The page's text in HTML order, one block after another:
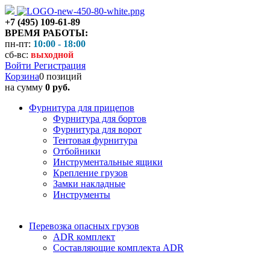
+7 (495) 109-61-89
ВРЕМЯ РАБОТЫ:
пн-пт: 10:00 - 18:00
сб-вс: выходной
Войти Регистрация
Корзина0 позиций
на сумму 0 руб.
Фурнитура для прицепов
Фурнитура для бортов
Фурнитура для ворот
Тентовая фурнитура
Отбойники
Инструментальные ящики
Крепление грузов
Замки накладные
Инструменты
Перевозка опасных грузов
ADR комплект
Составляющие комплекта ADR